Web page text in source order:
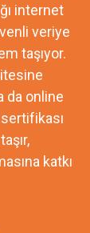
internet
veriye
taşıyor.
da online
sertifikası
katkı